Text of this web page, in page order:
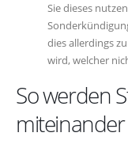
Sie dieses
dies allerdings
wird, welcher
So werden